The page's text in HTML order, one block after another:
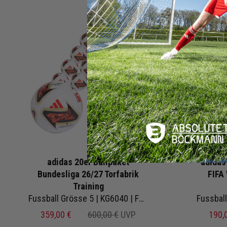
adidas 20er Ballpaket
Bundesliga 26/27 Torfabrik
Training
Fussball Grösse 5 | KG6040 | Fußbälle Set 20-teilig
359,00 €
600,00 € UVP